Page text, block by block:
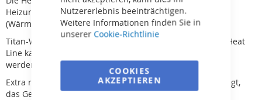
Nutzererlebnis beeinträchtigen.
Weitere Informationen finden Sie in
unserer Cookie-Richtlinie
COOKIES
AKZEPTIEREN
Heizungsanlage Ihres Hauses verbunden werden
(Wärmepumpe, Boiler, Solarkollektor usw.)
Titan-Wärmetauscher sind resistenter gegen Korrosion. Heat
Line kann daher auch für salzhaltiges Wasser verwendet
werden.
Extra robustes Gehäuse – Heizleitung ist aus Titan gefertigt,
das Gehäuse aus widerstandsfähigem Noryl-Polyamid.